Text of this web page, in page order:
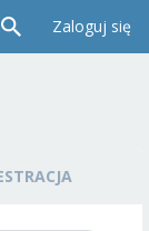
Zaloguj się